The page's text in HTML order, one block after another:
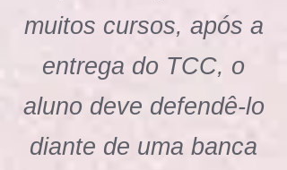
muitos cursos, após a
entrega do TCC, o
aluno deve defendê-lo
diante de uma banca